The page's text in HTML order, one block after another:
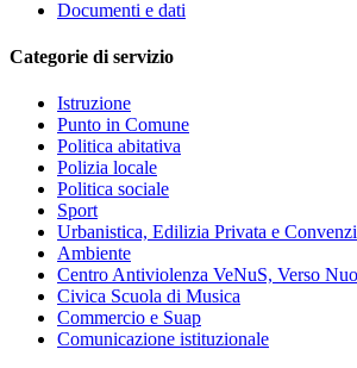
Documenti e dati
Categorie di servizio
Istruzione
Punto in Comune
Politica abitativa
Polizia locale
Politica sociale
Sport
Urbanistica, Edilizia Privata e
Ambiente
Centro Antiviolenza VeNuS, Verso
Civica Scuola di Musica
Commercio e Suap
Comunicazione istituzionale